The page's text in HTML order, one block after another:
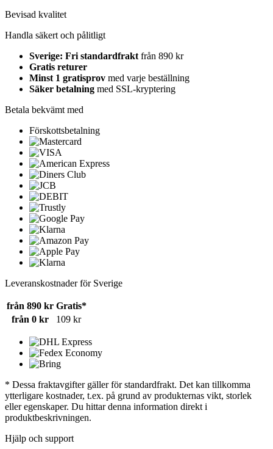
Bevisad kvalitet
Handla säkert och pålitligt
Sverige: Fri standardfrakt från 890 kr
Gratis returer
Minst 1 gratisprov med varje beställning
Säker betalning med SSL-kryptering
Betala bekvämt med
Förskottsbetalning
Leveranskostnader för Sverige
från 890 kr Gratis*
från 0 kr
109 kr
* Dessa fraktavgifter gäller för standardfrakt. Det kan tillkomma
ytterligare kostnader, t.ex. på grund av produkternas vikt, storlek
eller egenskaper. Du hittar denna information direkt i
produktbeskrivningen.
Hjälp och support